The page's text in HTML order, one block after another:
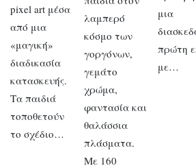
pixel art μέσα
από μια
«μαγική»
διαδικασία
κατασκευής.
Τα παιδιά
τοποθετούν
το σχέδιο…
λαμπερό
κόσμο των
γοργόνων,
γεμάτο
χρώμα,
φαντασία και
θαλάσσια
πλάσματα.
Με 160
μια
πρώτη
με…